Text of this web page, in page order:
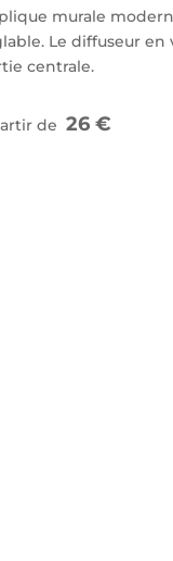
murale
Le diffuseur
centrale.
de 26 €